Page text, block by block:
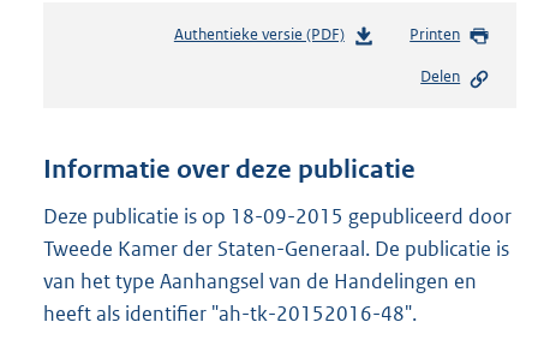
Authentieke versie (PDF)b
n
s
r
o
o
Printen
Delen
Informatie over deze publicatie
Deze publicatie is op 18-09-2015 gepubliceerd door
Tweede Kamer der Staten-Generaal. De publicatie is
van het type Aanhangsel van de Handelingen en
heeft als identifier "ah-tk-20152016-48".